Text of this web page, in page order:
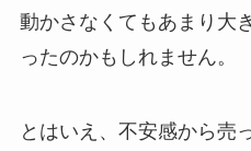
動かさなくてもあまり大
ったのかもしれません。
とはいえ、不安感から売